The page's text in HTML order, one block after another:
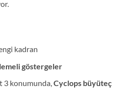
kadran
göstergeler
3 konumunda,Cyclops büyüteç